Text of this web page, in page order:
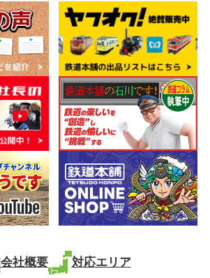
会社概要 対応エリア